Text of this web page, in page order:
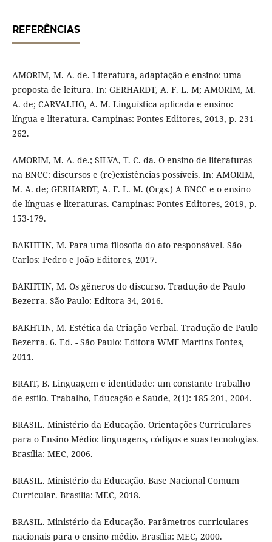
REFERÊNCIAS
AMORIM, M. A. de. Literatura, adaptação e ensino: uma
proposta de leitura. In: GERHARDT, A. F. L. M; AMORIM, M.
A. de; CARVALHO, A. M. Linguística aplicada e ensino:
língua e literatura. Campinas: Pontes Editores, 2013, p. 231-
262.
AMORIM, M. A. de.; SILVA, T. C. da. O ensino de literaturas
na BNCC: discursos e (re)existências possíveis. In: AMORIM,
M. A. de; GERHARDT, A. F. L. M. (Orgs.) A BNCC e o ensino
de línguas e literaturas. Campinas: Pontes Editores, 2019, p.
153-179.
BAKHTIN, M. Para uma filosofia do ato responsável. São
Carlos: Pedro e João Editores, 2017.
BAKHTIN, M. Os gêneros do discurso. Tradução de Paulo
Bezerra. São Paulo: Editora 34, 2016.
BAKHTIN, M. Estética da Criação Verbal. Tradução de Paulo
Bezerra. 6. Ed. - São Paulo: Editora WMF Martins Fontes,
2011.
BRAIT, B. Linguagem e identidade: um constante trabalho
de estilo. Trabalho, Educação e Saúde, 2(1): 185-201, 2004.
BRASIL. Ministério da Educação. Orientações Curriculares
para o Ensino Médio: linguagens, códigos e suas tecnologias.
Brasília: MEC, 2006.
BRASIL. Ministério da Educação. Base Nacional Comum
Curricular. Brasília: MEC, 2018.
BRASIL. Ministério da Educação. Parâmetros curriculares
nacionais para o ensino médio. Brasília: MEC, 2000.